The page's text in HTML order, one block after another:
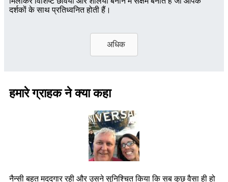
दर्शकों के साथ प्रतिध्वनित होती हैं।
अधिक
हमारे ग्राहक ने क्या कहा
नैन्सी बहुत मददगार रही और उसने सुनिश्चित किया कि सब कुछ वैसा ही हो